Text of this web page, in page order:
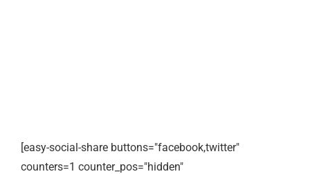
[easy-social-share buttons="facebook,twitter"
counters=1 counter_pos="hidden"